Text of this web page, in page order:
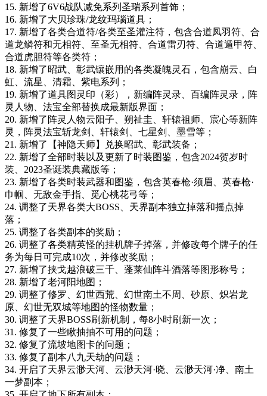
15. 新增了6V6战队减免系列圣瑞系列首饰；
16. 新增了大贝珍珠/龙纹玛瑙道具；
17. 新增了各类合道符/各类至圣灌注符，包含合道凤羽符、合
道龙鳞符和无相符、至圣无相符、合道雷刃符、合道遁甲符、
合道虎胆符等各类符；
18. 新增了昭武、彰武镶嵌用的各类凝魄灵石，包含崩云、白
虹、流星、清霜、紫电系列；
19. 新增了道具图灵印（彩），新编阵灵录、百编阵灵录，阵
灵人物、法宝全部替换成最新版界面；
20. 新增了阵灵人物云阳子、朔祉圭、轩辕祖师、宸心等新阵
灵，阵灵法宝斩龙剑、轩辕剑、七星剑、墨雪等；
21. 新增了【神隐天师】兑换昭武、彰武装备；
22. 新增了全部时装以及更新了时装图鉴，包含2024贺岁时
装、2023圣诞装典藏版等；
23. 新增了各类时装武器和图鉴，包含英春枪·须眉、英春枪·
巾帼、无敌金手指、觅心桃花弓等；
24. 调整了天界各类大BOSS、天界副本独立掉落和摇点掉
落；
25. 调整了各类副本的奖励；
26. 调整了各类精英怪的挂机牌子掉落，并修改每个牌子的任
务为每日可完成10次，并修改奖励；
27. 新增了挟戈越浪破三千、蓬莱仙阵斗酒落等图形称号；
28. 新增了老河阳地图；
29. 调整了修罗、幻世西荒、幻世南土不周、砂原、炽岩龙
原、幻世无双城等地图的怪物数量；
30. 调整了天界BOSS刷新机制，每8小时刷新一次；
31. 修复了一些瞅抽抽不可用的问题；
32. 修复了流坡地图卡的问题；
33. 修复了副本八九天劫的问题；
34. 开启了天界云渺天河、云渺天河·晓、云渺天河·净、南土
一梦副本；